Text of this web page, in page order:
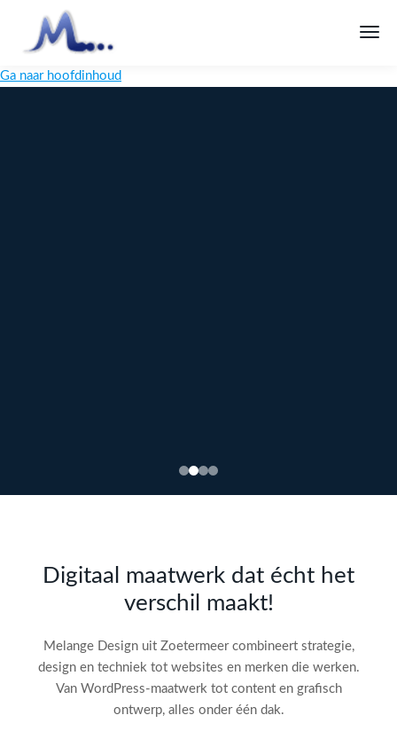
Ga naar hoofdinhoud
de SEO-
audit
Digitaal maatwerk dat écht het
verschil maakt!
Melange Design uit Zoetermeer combineert strategie,
design en techniek tot websites en merken die werken.
Van WordPress-maatwerk tot content en grafisch
ontwerp, alles onder één dak.